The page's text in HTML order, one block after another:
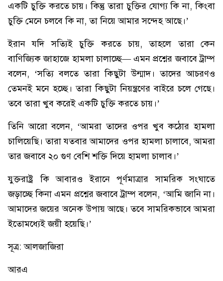
একটি চুক্তি করতে চায়। কিন্তু তারা চুক্তির যোগ্য কি না, কিংবা
চুক্তি মেনে চলবে কি না, তা নিয়ে আমার সন্দেহ আছে।’
ইরান যদি সত্যিই চুক্তি করতে চায়, তাহলে তারা কেন
বাণিজ্যিক জাহাজে হামলা চালাচ্ছে— এমন প্রশ্নের জবাবে ট্রাম্প
বলেন, ‘সত্যি বলতে তারা কিছুটা উন্মাদ। তাদের আচরণও
তেমনই মনে হচ্ছে। তারা কিছুটা নিয়ন্ত্রণের বাইরে চলে গেছে।
তবে তারা খুব করেই একটি চুক্তি করতে চায়।’
তিনি আরো বলেন, ‘আমরা তাদের ওপর খুব কঠোর হামলা
চালিয়েছি। তারা যতবার আমাদের ওপর হামলা চালাবে, আমরা
তার জবাবে ২০ গুণ বেশি শক্তি দিয়ে হামলা চালাব।’
যুক্তরাষ্ট্র কি আবারও ইরানে পূর্ণমাত্রার সামরিক সংঘাতে
জড়াচ্ছে কিনা এমন প্রশ্নের জবাবে ট্রাম্প বলেন, ‘আমি জানি না।
আমাদের জয়ের অনেক উপায় আছে। তবে সামরিকভাবে আমরা
ইতোমধ্যেই জয়ী হয়েছি।’
সূত্র: আলজাজিরা
আরএ